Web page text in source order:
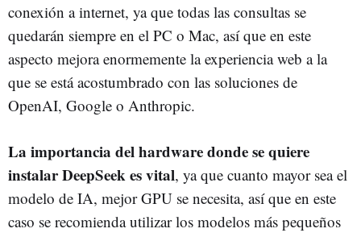
conexión a internet, ya que todas las consultas se
quedarán siempre en el PC o Mac, así que en este
aspecto mejora enormemente la experiencia web a la
que se está acostumbrado con las soluciones de
OpenAI, Google o Anthropic.
La importancia del hardware donde se quiere
instalar DeepSeek es vital, ya que cuanto mayor sea el
modelo de IA, mejor GPU se necesita, así que en este
caso se recomienda utilizar los modelos más pequeños